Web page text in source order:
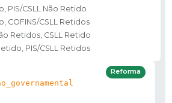
PIS/CSLL Não Retido
COFINS/CSLL Retidos
Retidos, CSLL Retido
PIS/CSLL Retidos
Reforma